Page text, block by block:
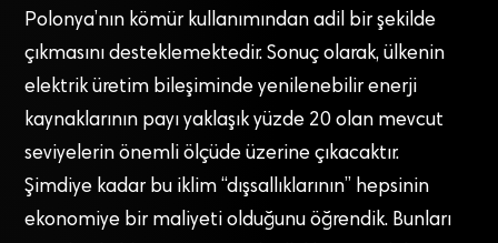
Polonya’nın kömür kullanımından adil bir şekilde
çıkmasını desteklemektedir. Sonuç olarak, ülkenin
elektrik üretim bileşiminde yenilenebilir enerji
kaynaklarının payı yaklaşık yüzde 20 olan mevcut
seviyelerin önemli ölçüde üzerine çıkacaktır.
Şimdiye kadar bu iklim “dışsallıklarının” hepsinin
ekonomiye bir maliyeti olduğunu öğrendik. Bunları